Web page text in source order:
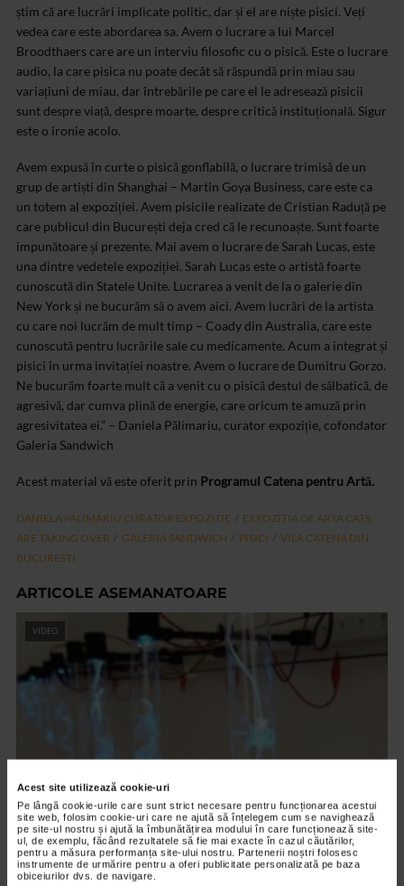
Acest site utilizează cookie-uri
Pe lângă cookie-urile care sunt strict necesare pentru funcționarea acestui
site web, folosim cookie-uri care ne ajută să înțelegem cum se navighează
pe site-ul nostru și ajută la îmbunătățirea modului în care funcționează site-
ul, de exemplu, făcând rezultatele să fie mai exacte în cazul căutărilor,
pentru a măsura performanța site-ului nostru. Partenerii noștri folosesc
instrumente de urmărire pentru a oferi publicitate personalizată pe baza
obiceiurilor dvs. de navigare.
știm că are lucrări implicate politic, dar și el are niște pisici. Veți
vedea care este abordarea sa. Avem o lucrare a lui Marcel
Broodthaers care are un interviu filosofic cu o pisică. Este o lucrare
audio, la care pisica nu poate decât să răspundă prin miau sau
variațiuni de miau, dar întrebările pe care el le adresează pisicii
sunt despre viață, despre moarte, despre critică instituțională. Sigur
este o ironie acolo.
Avem expusă în curte o pisică gonflabilă, o lucrare trimisă de un
grup de artiști din Shanghai – Martin Goya Business, care este ca
un totem al expoziției. Avem pisicile realizate de Cristian Raduță pe
care publicul din București deja cred că le recunoaște. Sunt foarte
impunătoare și prezente. Mai avem o lucrare de Sarah Lucas, este
una dintre vedetele expoziției. Sarah Lucas este o artistă foarte
cunoscută din Statele Unite. Lucrarea a venit de la o galerie din
New York și ne bucurăm să o avem aici. Avem lucrări de la artista
cu care noi lucrăm de mult timp – Coady din Australia, care este
cunoscută pentru lucrările sale cu medicamente. Acum a integrat și
pisici în urma invitației noastre. Avem o lucrare de Dumitru Gorzo.
Ne bucurăm foarte mult că a venit cu o pisică destul de sălbatică, de
agresivă, dar cumva plină de energie, care oricum te amuză prin
agresivitatea ei.” – Daniela Pălimariu, curator expoziție, cofondator
Galeria Sandwich
Acest material vă este oferit prin Programul Catena pentru Artă.
DANIELA PALIMARIU CURATOR EXPOZITIE
EXPOZITIA DE ARTA CATS
ARE TAKING OVER
GALERIA SANDWICH PISICI
VILA CATENA DIN
BUCURESTI
ARTICOLE ASEMANATOARE
VIDEO
CLIPA DE ARTA
ARTS and ARTISTS. Floriama Cândea –